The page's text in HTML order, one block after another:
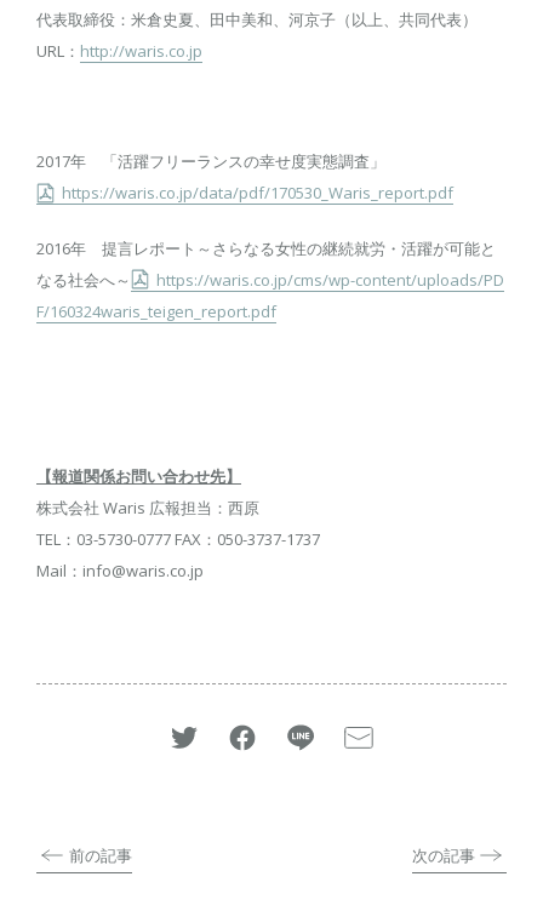
代表取締役：米倉史夏、田中美和、河京子（以上、共同代表）
URL： http://waris.co.jp
2017年 「活躍フリーランスの幸せ度実態調査」
https://waris.co.jp/data/pdf/170530_Waris_report.pdf
2016年 提言レポート～さらなる女性の継続就労・活躍が可能と
なる社会へ～
https://waris.co.jp/cms/wp-content/uploads/PD
F/160324waris_teigen_report.pdf
【報道関係お問い合わせ先】
株式会社 Waris 広報担当：西原
TEL：03-5730-0777 FAX：050-3737-1737
Mail：info@waris.co.jp
前の記事 次の記事